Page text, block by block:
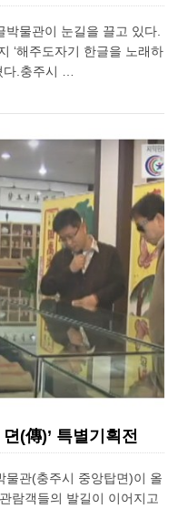
물관이 눈길을 끌고 있다.
‘해주도자기 한글을 노래하
.충주시 …
(傳)’ 특별기획전
물관(충주시 중앙탑면)이 올
람객들의 발길이 이어지고